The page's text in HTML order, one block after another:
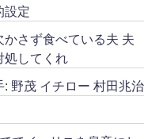
設定
さず食べている夫 夫
してくれ
: 野茂 イチロー 村田兆治